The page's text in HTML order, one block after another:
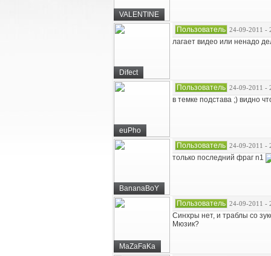
VALENTINE
Difect
Пользователь 24-09-2011 -
лагает видео или ненадо
euPho
Пользователь 24-09-2011 -
в темке подстава ;) видно
BananaBoY
Пользователь 24-09-2011 -
только последний фраг n1
MaZaFaKa
Пользователь 24-09-2011 -
Синхры нет, и траблы со
Мюзик?